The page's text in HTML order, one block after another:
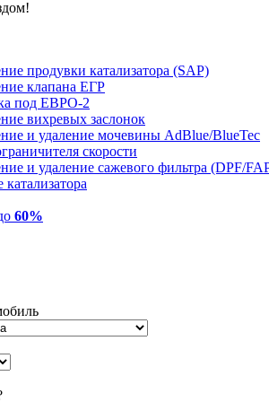
продувки катализатора (SAP)
клапана ЕГР
под ЕВРО-2
вихревых заслонок
и удаление мочевины AdBlue/BlueTec
скорости
и удаление сажевого фильтра (DPF/
катализатора
60%